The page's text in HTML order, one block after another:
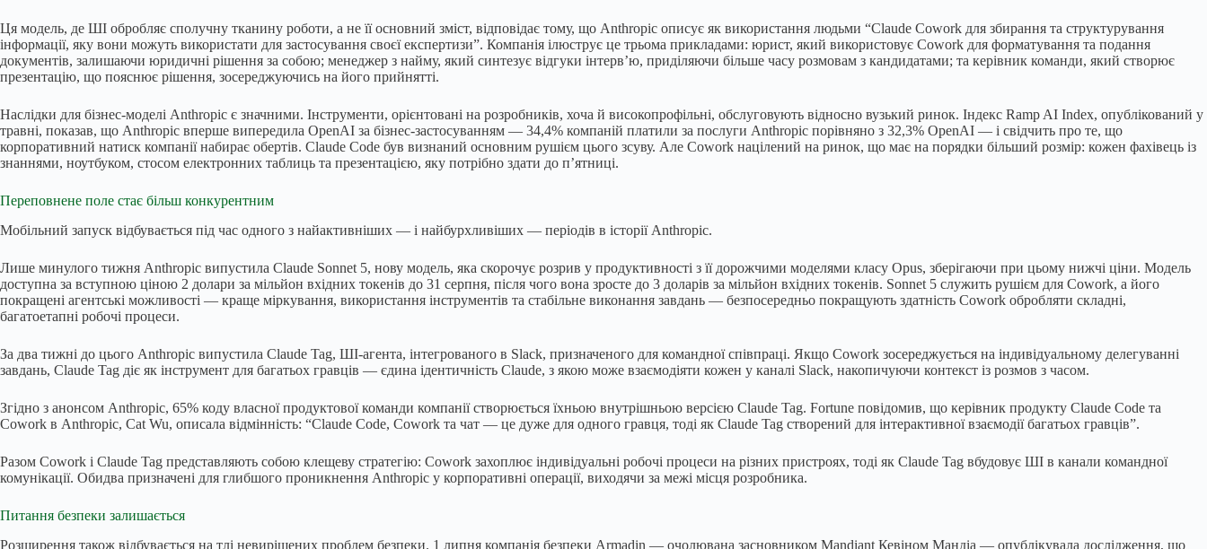
Ця модель, де ШІ обробляє сполучну тканину роботи, а не її основний зміст, відповідає тому, що Anthropic описує як використання людьми “Claude Cowork для збирання та структурування
інформації, яку вони можуть використати для застосування своєї експертизи”. Компанія ілюструє це трьома прикладами: юрист, який використовує Cowork для форматування та подання
документів, залишаючи юридичні рішення за собою; менеджер з найму, який синтезує відгуки інтерв’ю, приділяючи більше часу розмовам з кандидатами; та керівник команди, який створює
презентацію, що пояснює рішення, зосереджуючись на його прийнятті.
Наслідки для бізнес-моделі Anthropic є значними. Інструменти, орієнтовані на розробників, хоча й високопрофільні, обслуговують відносно вузький ринок. Індекс Ramp AI Index, опублікований у
травні, показав, що Anthropic вперше випередила OpenAI за бізнес-застосуванням — 34,4% компаній платили за послуги Anthropic порівняно з 32,3% OpenAI — і свідчить про те, що
корпоративний натиск компанії набирає обертів. Claude Code був визнаний основним рушієм цього зсуву. Але Cowork націлений на ринок, що має на порядки більший розмір: кожен фахівець із
знаннями, ноутбуком, стосом електронних таблиць та презентацією, яку потрібно здати до п’ятниці.
Переповнене поле стає більш конкурентним
Мобільний запуск відбувається під час одного з найактивніших — і найбурхливіших — періодів в історії Anthropic.
Лише минулого тижня Anthropic випустила Claude Sonnet 5, нову модель, яка скорочує розрив у продуктивності з її дорожчими моделями класу Opus, зберігаючи при цьому нижчі ціни. Модель
доступна за вступною ціною 2 долари за мільйон вхідних токенів до 31 серпня, після чого вона зросте до 3 доларів за мільйон вхідних токенів. Sonnet 5 служить рушієм для Cowork, а його
покращені агентські можливості — краще міркування, використання інструментів та стабільне виконання завдань — безпосередньо покращують здатність Cowork обробляти складні,
багатоетапні робочі процеси.
За два тижні до цього Anthropic випустила Claude Tag, ШІ-агента, інтегрованого в Slack, призначеного для командної співпраці. Якщо Cowork зосереджується на індивідуальному делегуванні
завдань, Claude Tag діє як інструмент для багатьох гравців — єдина ідентичність Claude, з якою може взаємодіяти кожен у каналі Slack, накопичуючи контекст із розмов з часом.
Згідно з анонсом Anthropic, 65% коду власної продуктової команди компанії створюється їхньою внутрішньою версією Claude Tag. Fortune повідомив, що керівник продукту Claude Code та
Cowork в Anthropic, Cat Wu, описала відмінність: “Claude Code, Cowork та чат — це дуже для одного гравця, тоді як Claude Tag створений для інтерактивної взаємодії багатьох гравців”.
Разом Cowork і Claude Tag представляють собою клещеву стратегію: Cowork захоплює індивідуальні робочі процеси на різних пристроях, тоді як Claude Tag вбудовує ШІ в канали командної
комунікації. Обидва призначені для глибшого проникнення Anthropic у корпоративні операції, виходячи за межі місця розробника.
Питання безпеки залишається
Розширення також відбувається на тлі невирішених проблем безпеки. 1 липня компанія безпеки Armadin — очолювана засновником Mandiant Кевіном Мандіа — опублікувала дослідження, що